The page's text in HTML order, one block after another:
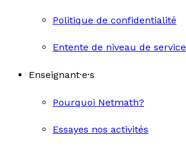
Politique de confidentialité
Entente de niveau de service
Enseignant·e·s
Pourquoi Netmath?
Essayes nos activités